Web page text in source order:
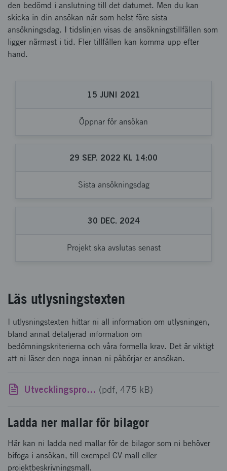
den bedömd i anslutning till det datumet. Men du kan
skicka in din ansökan när som helst före sista
ansökningsdag. I tidslinjen visas de ansökningstillfällen som
ligger närmast i tid. Fler tillfällen kan komma upp efter
hand.
15 JUNI 2021
Öppnar för ansökan
29 SEP. 2022 KL 14:00
Sista ansökningsdag
30 DEC. 2024
Projekt ska avslutas senast
Läs utlysningstexten
I utlysningstexten hittar ni all information om utlysningen,
bland annat detaljerad information om
bedömningskriterierna och våra formella krav. Det är viktigt
att ni läser den noga innan ni påbörjar er ansökan.
Utvecklingsprojekt i inkubatorer (pdf, 475 kB)
Ladda ner mallar för bilagor
Här kan ni ladda ned mallar för de bilagor som ni behöver
bifoga i ansökan, till exempel CV-mall eller
projektbeskrivningsmall.